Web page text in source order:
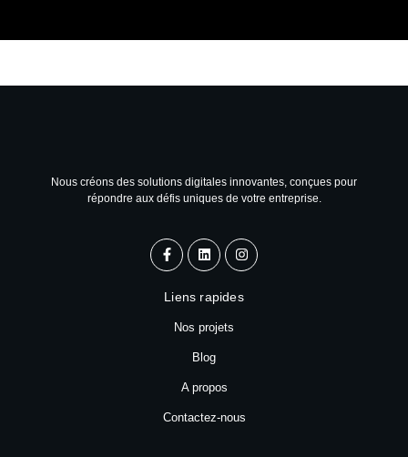
Nous créons des solutions digitales innovantes, conçues pour
répondre aux défis uniques de votre entreprise.
Liens rapides
Nos projets
Blog
A propos
Contactez-nous